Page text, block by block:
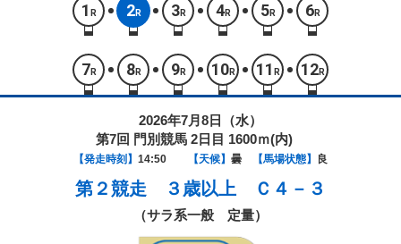
1 R 2R 3R 4R 5R 6R
7 R 8R 9R 10R 11 R 12R
2026年7月8日（水）
第7回 門別競馬 2日目 1600ｍ(内)
【発走時刻】 14:50 【天候】 曇 【馬場状態】 良
第２競走 ３歳以上 Ｃ４－３
（サラ系一般 定量）